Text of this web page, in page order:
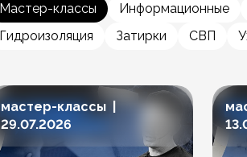
Мастер-классы Информационные
Гидроизоляция
Затирки СВП
мастер-классы |
29.07.2026